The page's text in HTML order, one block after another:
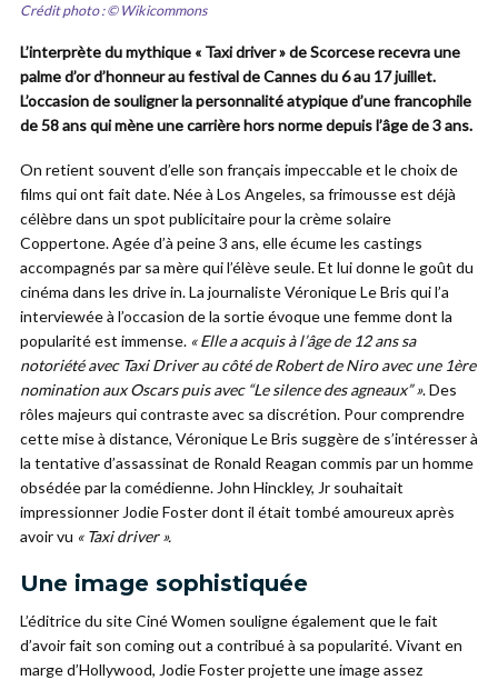
Crédit photo : © Wikicommons
L’interprète du mythique « Taxi driver » de Scorcese recevra une
palme d’or d’honneur au festival de Cannes du 6 au 17 juillet.
L’occasion de souligner la personnalité atypique d’une francophile
de 58 ans qui mène une carrière hors norme depuis l’âge de 3 ans.
On retient souvent d’elle son français impeccable et le choix de
films qui ont fait date. Née à Los Angeles, sa frimousse est déjà
célèbre dans un spot publicitaire pour la crème solaire
Coppertone. Agée d’à peine 3 ans, elle écume les castings
accompagnés par sa mère qui l’élève seule. Et lui donne le goût du
cinéma dans les drive in. La journaliste Véronique Le Bris qui l’a
interviewée à l’occasion de la sortie évoque une femme dont la
popularité est immense. « Elle a acquis à l’âge de 12 ans sa
notoriété avec Taxi Driver au côté de Robert de Niro avec une 1ère
nomination aux Oscars puis avec “Le silence des agneaux” ». Des
rôles majeurs qui contraste avec sa discrétion. Pour comprendre
cette mise à distance, Véronique Le Bris suggère de s’intéresser à
la tentative d’assassinat de Ronald Reagan commis par un homme
obsédée par la comédienne. John Hinckley, Jr souhaitait
impressionner Jodie Foster dont il était tombé amoureux après
avoir vu « Taxi driver ».
Une image sophistiquée
L’éditrice du site Ciné Women souligne également que le fait
d’avoir fait son coming out a contribué à sa popularité. Vivant en
marge d’Hollywood, Jodie Foster projette une image assez